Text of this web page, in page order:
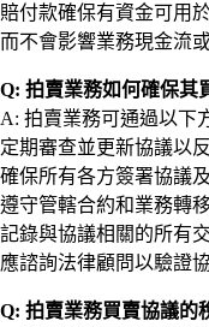
賠付款確保有資金可用
而不會影響業務現金流
Q: 拍賣業務如何確保其
A: 拍賣業務可通過以下
定期審查並更新協議以
確保所有各方簽署協議
遵守管轄合約和業務轉
記錄與協議相關的所有
應諮詢法律顧問以驗證
Q: 拍賣業務買賣協議的